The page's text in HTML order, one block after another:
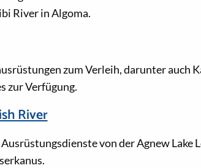
River in Algoma.
zum Verleih, darunter auch
zur Verfügung.
River
von der Agnew Lake